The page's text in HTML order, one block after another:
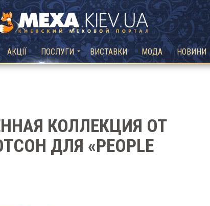
АКЦІЇ ПОСЛУГИ ВИСТАВКИ МОДА НОВИНИ
КОЛЛЕКЦИЯ ОТ
ДЛЯ «PEOPLE